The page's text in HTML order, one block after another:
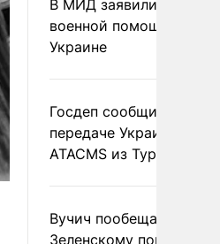
В МИД заявили о
военной помощи
Украине
Госдеп сообщил о
передаче Украине
ATACMS из Турции
Вучич пообещал
Зеленскому помочь со